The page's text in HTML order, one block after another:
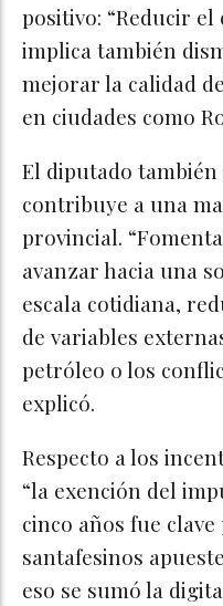
positivo: “Reducir
implica también
mejorar la calidad
en ciudades como
El diputado
contribuye a una
provincial.
avanzar hacia una
escala cotidiana,
de variables
petróleo o los
explicó.
Respecto a los
“la exención del
cinco años fue
santafesinos
eso se sumó la